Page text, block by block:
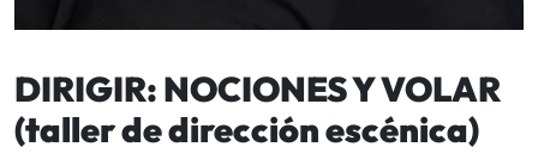
DIRIGIR: NOCIONES Y VOLAR
(taller de dirección escénica)